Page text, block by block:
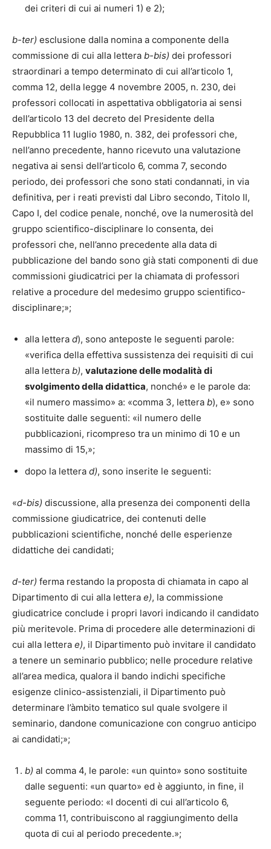
dei criteri di cui ai numeri 1) e 2);
b-ter) esclusione dalla nomina a componente della
commissione di cui alla lettera b-bis) dei professori
straordinari a tempo determinato di cui all’articolo 1,
comma 12, della legge 4 novembre 2005, n. 230, dei
professori collocati in aspettativa obbligatoria ai sensi
dell’articolo 13 del decreto del Presidente della
Repubblica 11 luglio 1980, n. 382, dei professori che,
nell’anno precedente, hanno ricevuto una valutazione
negativa ai sensi dell’articolo 6, comma 7, secondo
periodo, dei professori che sono stati condannati, in via
definitiva, per i reati previsti dal Libro secondo, Titolo II,
Capo I, del codice penale, nonché, ove la numerosità del
gruppo scientifico-disciplinare lo consenta, dei
professori che, nell’anno precedente alla data di
pubblicazione del bando sono già stati componenti di due
commissioni giudicatrici per la chiamata di professori
relative a procedure del medesimo gruppo scientifico-
disciplinare;»;
alla lettera d), sono anteposte le seguenti parole:
«verifica della effettiva sussistenza dei requisiti di cui
alla lettera b), valutazione delle modalità di
svolgimento della didattica, nonché» e le parole da:
«il numero massimo» a: «comma 3, lettera b), e» sono
sostituite dalle seguenti: «il numero delle
pubblicazioni, ricompreso tra un minimo di 10 e un
massimo di 15,»;
dopo la lettera d), sono inserite le seguenti:
«d-bis) discussione, alla presenza dei componenti della
commissione giudicatrice, dei contenuti delle
pubblicazioni scientifiche, nonché delle esperienze
didattiche dei candidati;
d-ter) ferma restando la proposta di chiamata in capo al
Dipartimento di cui alla lettera e), la commissione
giudicatrice conclude i propri lavori indicando il candidato
più meritevole. Prima di procedere alle determinazioni di
cui alla lettera e), il Dipartimento può invitare il candidato
a tenere un seminario pubblico; nelle procedure relative
all’area medica, qualora il bando indichi specifiche
esigenze clinico-assistenziali, il Dipartimento può
determinare l’àmbito tematico sul quale svolgere il
seminario, dandone comunicazione con congruo anticipo
ai candidati;»;
b) al comma 4, le parole: «un quinto» sono sostituite
dalle seguenti: «un quarto» ed è aggiunto, in fine, il
seguente periodo: «I docenti di cui all’articolo 6,
comma 11, contribuiscono al raggiungimento della
quota di cui al periodo precedente.»;